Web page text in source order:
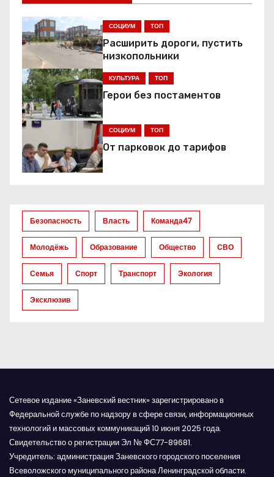
СОЦИУМ ТОП
Расширить дороги, пустить
низкопольники
КУЛЬТУРА ТОП
Герои без постаментов
СОЦИУМ ТОП
От парковок до тарифов
Безопасность Власть Команда47
Молодёжь Образование Общество СВО
Семья Спорт Транспорт Экология
Эксклюзив
Сетевое издание «Заневский вестник» зарегистрировано в
Федеральной службе по надзору в сфере связи, информационных
технологий и массовых коммуникаций 10 июня 2025 года.
Свидетельство о регистрации Эл № ФС77-89681.
Учредитель: администрация Заневского городского поселения
Всеволожского муниципального района Ленинградской области.